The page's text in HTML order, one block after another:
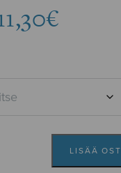
€
LISÄÄ